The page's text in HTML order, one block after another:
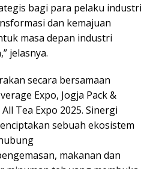
bagi para pelaku industri
dan kemajuan
masa depan industri
jelasnya.
secara bersamaan
Expo, Jogja Pack &
Tea Expo 2025. Sinergi
sebuah ekosistem
makanan dan